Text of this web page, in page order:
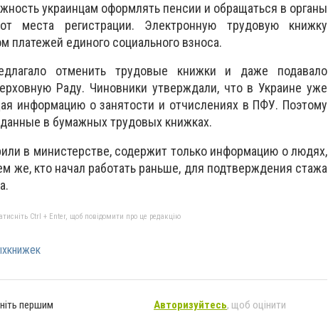
украинцам оформлять пенсии и обращаться в органы
места регистрации. Электронную трудовую книжку
платежей единого социального взноса.
отменить трудовые книжки и даже подавало
Раду. Чиновники утверждали, что в Украине уже
информацию о занятости и отчислениях в ПФУ. Поэтому
в бумажных трудовых книжках.
в министерстве, содержит только информацию о людях,
же, кто начал работать раньше, для подтверждения стажа
Ctrl + Enter, щоб повідомити про це редакцію
першим Авторизуйтесь, щоб оцінити